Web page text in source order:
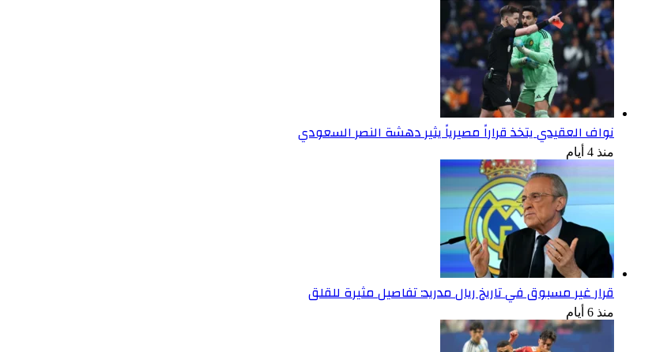
نواف العقيدي يتخذ قراراً مصيرياً يثير دهشة النصر السعودي
منذ 4 أيام
قرار غير مسبوق في تاريخ ريال مدريد: تفاصيل مثيرة للقلق
منذ 6 أيام